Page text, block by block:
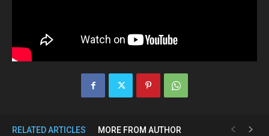
RELATED ARTICLES MORE FROM AUTHOR